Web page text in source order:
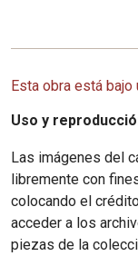
Esta obra está bajo
Uso y
Las imágenes del
libremente con
colocando el
acceder a los
piezas de la